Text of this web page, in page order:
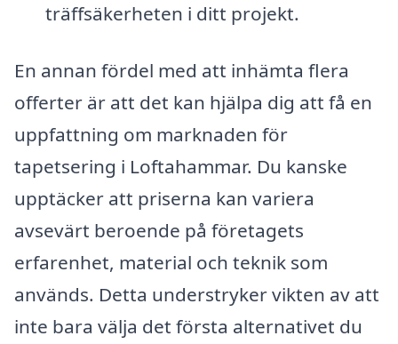
träffsäkerheten i ditt projekt.
En annan fördel med att inhämta flera
offerter är att det kan hjälpa dig att få en
uppfattning om marknaden för
tapetsering i Loftahammar. Du kanske
upptäcker att priserna kan variera
avsevärt beroende på företagets
erfarenhet, material och teknik som
används. Detta understryker vikten av att
inte bara välja det första alternativet du